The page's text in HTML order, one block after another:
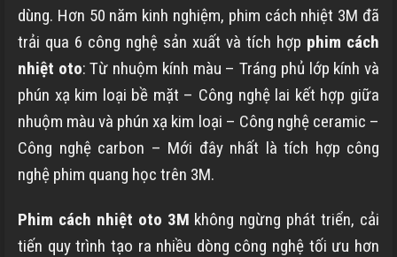
dùng. Hơn 50 năm kinh nghiệm, phim cách nhiệt 3M đã
trải qua 6 công nghệ sản xuất và tích hợp phim cách
nhiệt oto: Từ nhuộm kính màu – Tráng phủ lớp kính và
phún xạ kim loại bề mặt – Công nghệ lai kết hợp giữa
nhuộm màu và phún xạ kim loại – Công nghệ ceramic –
Công nghệ carbon – Mới đây nhất là tích hợp công
nghệ phim quang học trên 3M.
Phim cách nhiệt oto 3M không ngừng phát triển, cải
tiến quy trình tạo ra nhiều dòng công nghệ tối ưu hơn